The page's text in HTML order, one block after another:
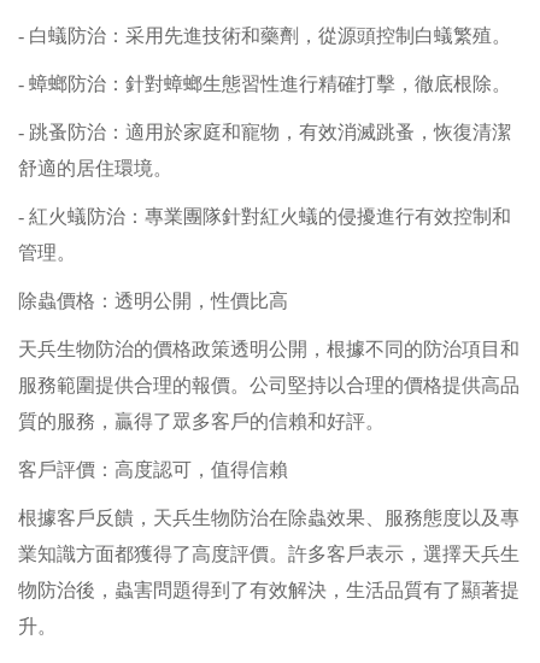
- 白蟻防治：采用先進技術和藥劑，從源頭控制白蟻繁殖。
- 蟑螂防治：針對蟑螂生態習性進行精確打擊，徹底根除。
- 跳蚤防治：適用於家庭和寵物，有效消滅跳蚤，恢復清潔
舒適的居住環境。
- 紅火蟻防治：專業團隊針對紅火蟻的侵擾進行有效控制和
管理。
除蟲價格：透明公開，性價比高
天兵生物防治的價格政策透明公開，根據不同的防治項目和
服務範圍提供合理的報價。公司堅持以合理的價格提供高品
質的服務，贏得了眾多客戶的信賴和好評。
客戶評價：高度認可，值得信賴
根據客戶反饋，天兵生物防治在除蟲效果、服務態度以及專
業知識方面都獲得了高度評價。許多客戶表示，選擇天兵生
物防治後，蟲害問題得到了有效解決，生活品質有了顯著提
升。